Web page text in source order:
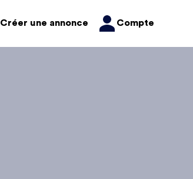
Créer une annonce Compte